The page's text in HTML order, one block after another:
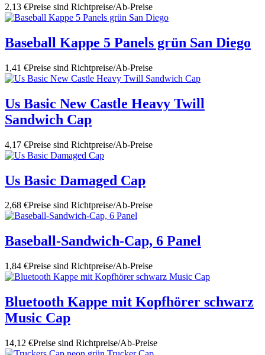
2,13 €Preise sind Richtpreise/Ab-Preise
Baseball Kappe 5 Panels grün San Diego
1,41 €Preise sind Richtpreise/Ab-Preise
Us Basic New Castle Heavy Twill
Sandwich Cap
4,17 €Preise sind Richtpreise/Ab-Preise
Us Basic Damaged Cap
2,68 €Preise sind Richtpreise/Ab-Preise
Baseball-Sandwich-Cap, 6 Panel
1,84 €Preise sind Richtpreise/Ab-Preise
Bluetooth Kappe mit Kopfhörer schwarz
Music Cap
14,12 €Preise sind Richtpreise/Ab-Preise